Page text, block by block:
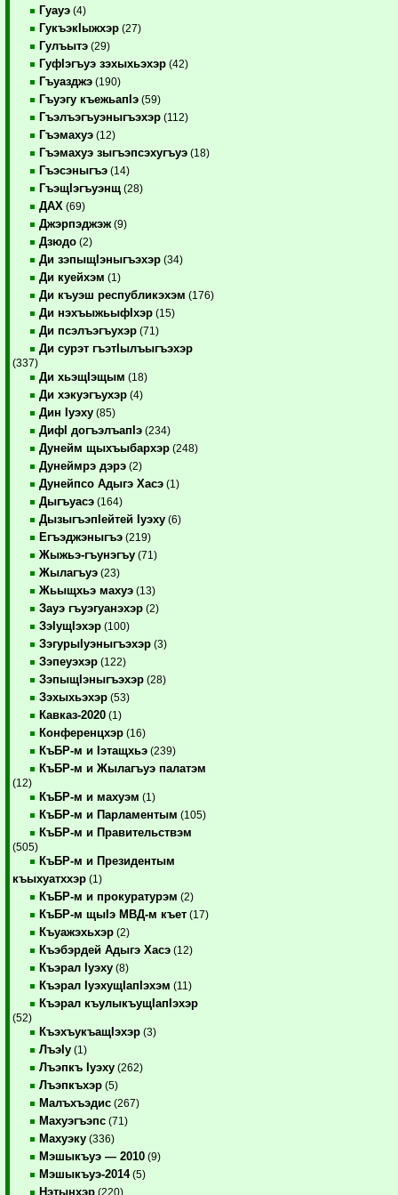
Гуауэ (4)
ГукъэкIыжхэр (27)
Гулъытэ (29)
ГуфIэгъуэ зэхыхьэхэр (42)
Гъуазджэ (190)
Гъуэгу къежьапIэ (59)
Гъэлъэгъуэныгъэхэр (112)
Гъэмахуэ (12)
Гъэмахуэ зыгъэпсэхугъуэ (18)
Гъэсэныгъэ (14)
ГъэщIэгъуэнщ (28)
ДАХ (69)
Джэрпэджэж (9)
Дзюдо (2)
Ди зэпыщIэныгъэхэр (34)
Ди куейхэм (1)
Ди къуэш республикэхэм (176)
Ди нэхъыжьыфIхэр (15)
Ди псэлъэгъухэр (71)
Ди сурэт гъэтIылъыгъэхэр
(337)
Ди хьэщIэщым (18)
Ди хэкуэгъухэр (4)
Дин Iуэху (85)
ДифI догъэлъапIэ (234)
Дунейм щыхъыбархэр (248)
Дунеймрэ дэрэ (2)
Дунейпсо Адыгэ Хасэ (1)
Дыгъуасэ (164)
ДызыгъэпIейтей Iуэху (6)
Егъэджэныгъэ (219)
Жыжьэ-гъунэгъу (71)
Жылагъуэ (23)
Жьыщхьэ махуэ (13)
Зауэ гъуэгуанэхэр (2)
ЗэIущIэхэр (100)
ЗэгурыIуэныгъэхэр (3)
Зэпеуэхэр (122)
ЗэпыщIэныгъэхэр (28)
Зэхыхьэхэр (53)
Кавказ-2020 (1)
Конференцхэр (16)
КъБР-м и Iэтащхьэ (239)
КъБР-м и Жылагъуэ палатэм
(12)
КъБР-м и махуэм (1)
КъБР-м и Парламентым (105)
КъБР-м и Правительствэм
(505)
КъБР-м и Президентым
къыхуатххэр (1)
КъБР-м и прокуратурэм (2)
КъБР-м щыIэ МВД-м къет (17)
Къуажэхьхэр (2)
Къэбэрдей Адыгэ Хасэ (12)
Къэрал Iуэху (8)
Къэрал IуэхущIапIэхэм (11)
Къэрал къулыкъущIапIэхэр
(52)
КъэхъукъащIэхэр (3)
ЛъэIу (1)
Лъэпкъ Iуэху (262)
Лъэпкъхэр (5)
Малъхъэдис (267)
Махуэгъэпс (71)
Махуэку (336)
Мэшыкъуэ — 2010 (9)
Мэшыкъуэ-2014(5)
Нэтынхэр (220)